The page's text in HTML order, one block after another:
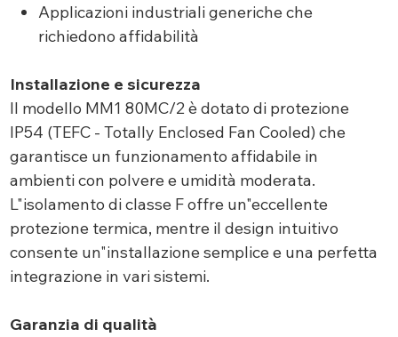
Applicazioni industriali generiche che
richiedono affidabilità
Installazione e sicurezza
Il modello MM1 80MC/2 è dotato di protezione
IP54 (TEFC - Totally Enclosed Fan Cooled) che
garantisce un funzionamento affidabile in
ambienti con polvere e umidità moderata.
L"isolamento di classe F offre un"eccellente
protezione termica, mentre il design intuitivo
consente un"installazione semplice e una perfetta
integrazione in vari sistemi.
Garanzia di qualità